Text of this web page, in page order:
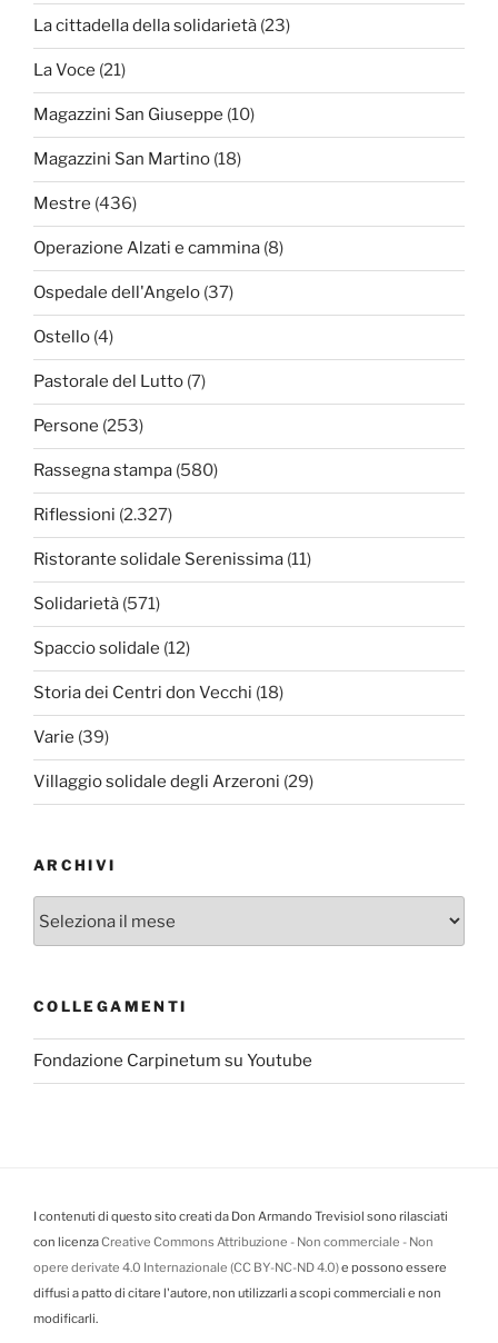
La cittadella della solidarietà (23)
La Voce (21)
Magazzini San Giuseppe (10)
Magazzini San Martino (18)
Mestre (436)
Operazione Alzati e cammina (8)
Ospedale dell'Angelo (37)
Ostello (4)
Pastorale del Lutto (7)
Persone (253)
Rassegna stampa (580)
Riflessioni (2.327)
Ristorante solidale Serenissima (11)
Solidarietà (571)
Spaccio solidale (12)
Storia dei Centri don Vecchi (18)
Varie (39)
Villaggio solidale degli Arzeroni (29)
ARCHIVI
Archivi
COLLEGAMENTI
Fondazione Carpinetum su Youtube
I contenuti di questo sito creati da Don Armando Trevisiol sono rilasciati
con licenzaCreative Commons Attribuzione - Non commerciale - Non
opere derivate 4.0 Internazionale (CC BY-NC-ND 4.0)e possono essere
diffusi a patto di citare l'autore, non utilizzarli a scopi commerciali e non
modificarli.